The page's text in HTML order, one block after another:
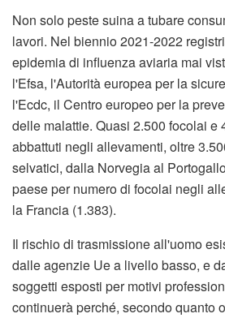
Non solo peste suina a tubare
lavori. Nel biennio 2021-2022
epidemia di influenza aviaria mai
l'Efsa, l'Autorità europea per la
l'Ecdc, il Centro europeo per la
delle malattie. Quasi 2.500 focolai e
abbattuti negli allevamenti, oltre
selvatici, dalla Norvegia al
paese per numero di focolai negli
la Francia (1.383).
Il rischio di trasmissione all'uomo
dalle agenzie Ue a livello basso, e
soggetti esposti per motivi
continuerà perché, secondo quanto